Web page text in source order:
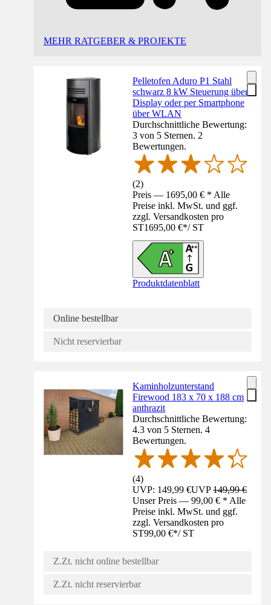
MEHR RATGEBER & PROJEKTE
Pelletofen Aduro P1 Stahl
schwarz 8 kW Steuerung über
Display oder per Smartphone
über WLAN
Durchschnittliche Bewertung:
3 von 5 Sternen. 2
Bewertungen.
(2)
Preis — 1695,00 € * Alle
Preise inkl. MwSt. und ggf.
zzgl. Versandkosten pro
ST1695,00 €*/ ST
Produktdatenblatt
Online bestellbar
Nicht reservierbar
Kaminholzunterstand
Firewood 183 x 70 x 188 cm
anthrazit
Durchschnittliche Bewertung:
4.3 von 5 Sternen. 4
Bewertungen.
(4)
UVP: 149,99 €UVP149,99 €
Unser Preis — 99,00 € * Alle
Preise inkl. MwSt. und ggf.
zzgl. Versandkosten pro
ST99,00 €*/ ST
Z.Zt. nicht online bestellbar
Z.Zt. nicht reservierbar